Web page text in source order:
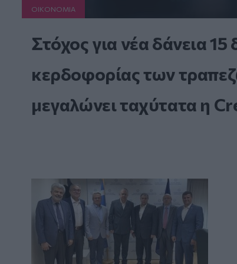
ΟΙΚΟΝΟΜΙΑ
Στόχος για νέα δάνεια
κερδοφορίας των
μεγαλώνει ταχύτατα η